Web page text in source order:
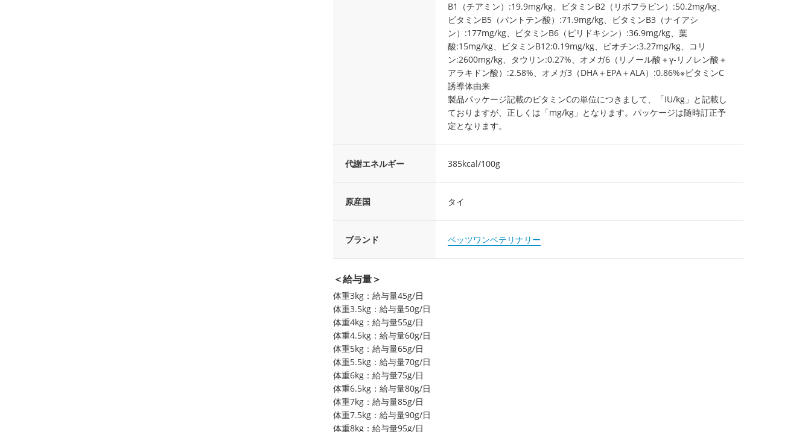
B1（チアミン）:19.9mg/kg、ビタミンB2（リボフラビン）:50.2mg/kg、
ビタミンB5（パントテン酸）:71.9mg/kg、ビタミンB3（ナイアシ
ン）:177mg/kg、ビタミンB6（ピリドキシン）:36.9mg/kg、葉
酸:15mg/kg、ビタミンB12:0.19mg/kg、ビオチン:3.27mg/kg、コリ
ン:2600mg/kg、タウリン:0.27%、オメガ6（リノール酸＋γ-リノレン酸＋
アラキドン酸）:2.58%、オメガ3（DHA＋EPA＋ALA）:0.86%※ビタミンC
誘導体由来
製品パッケージ記載のビタミンCの単位につきまして、「IU/kg」と記載し
ておりますが、正しくは「mg/kg」となります。パッケージは随時訂正予
定となります。
代謝エネルギー 385kcal/100g
原産国 タイ
ブランド ベッツワンベテリナリー
＜給与量＞
体重3kg：給与量45g/日
体重3.5kg：給与量50g/日
体重4kg：給与量55g/日
体重4.5kg：給与量60g/日
体重5kg：給与量65g/日
体重5.5kg：給与量70g/日
体重6kg：給与量75g/日
体重6.5kg：給与量80g/日
体重7kg：給与量85g/日
体重7.5kg：給与量90g/日
体重8kg：給与量95g/日